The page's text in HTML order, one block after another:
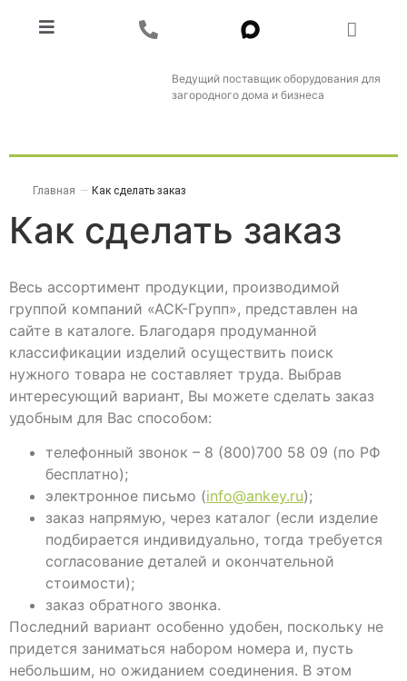
Ведущий поставщик оборудования для
загородного дома и бизнеса
Главная — Как сделать заказ
Как сделать заказ
Весь ассортимент продукции, производимой
группой компаний «АСК-Групп», представлен на
сайте в каталоге. Благодаря продуманной
классификации изделий осуществить поиск
нужного товара не составляет труда. Выбрав
интересующий вариант, Вы можете сделать заказ
удобным для Вас способом:
телефонный звонок – 8 (800)700 58 09 (по РФ
бесплатно);
электронное письмо (info@ankey.ru);
заказ напрямую, через каталог (если изделие
подбирается индивидуально, тогда требуется
согласование деталей и окончательной
стоимости);
заказ обратного звонка.
Последний вариант особенно удобен, поскольку не
придется заниматься набором номера и, пусть
небольшим, но ожиданием соединения. В этом